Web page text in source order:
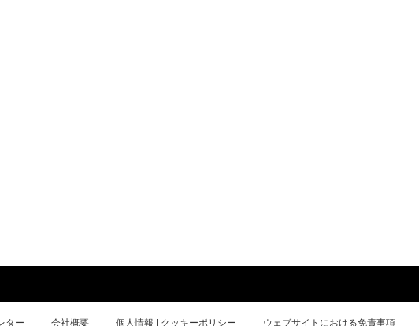
ター 会社概要 個人情報 | クッキーポリシー ウェブサイトにおける免責事項